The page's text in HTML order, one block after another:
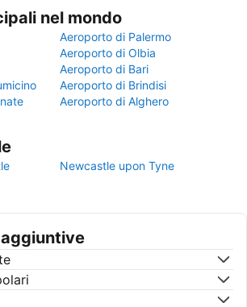
nel mondo
Aeroporto di Palermo
Aeroporto di Olbia
Aeroporto di Bari
Aeroporto di Brindisi
Aeroporto di Alghero
Newcastle upon Tyne